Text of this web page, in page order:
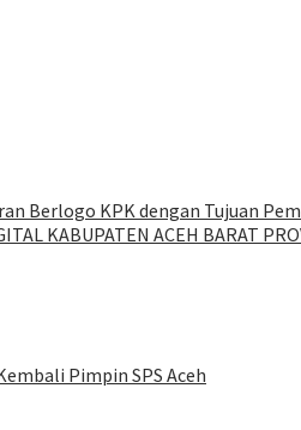
Berlogo KPK dengan Tujuan
KABUPATEN ACEH BARAT
Pimpin SPS Aceh